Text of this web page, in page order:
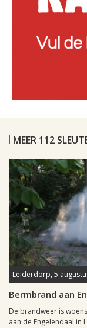
MEER 112
Leiderdorp, 5
Bermbrand aan
De brandweer is
aan de Engelendaal in